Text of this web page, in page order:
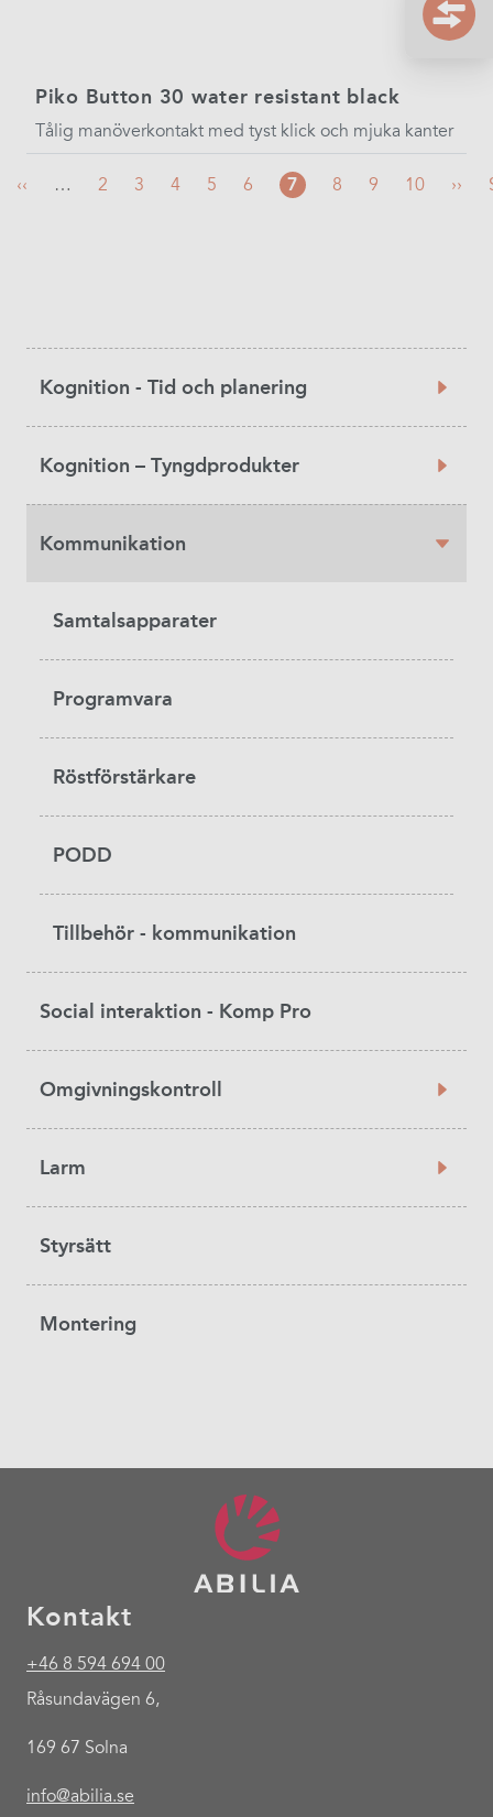
Piko Button 30 water resistant black
Tålig manöverkontakt med tyst klick och mjuka kanter
Föregående
‹‹ … Sida
2 Sida
3 Sida
4 Sida
5 Sida
6
Nuvarande
7 Sida
8 Sida
9 Sida
10 ››
Category
Kognition - Tid och planering
Kognition – Tyngdprodukter
Kommunikation
Samtalsapparater
Programvara
Röstförstärkare
PODD
Tillbehör - kommunikation
Social interaktion - Komp Pro
Omgivningskontroll
Larm
Styrsätt
Montering
Kontakt
+46 8 594 694 00
Råsundavägen 6,
169 67 Solna
info@abilia.se